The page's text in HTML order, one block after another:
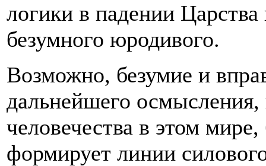
логики в падении
безумного юродивого.
Возможно, безумие и
дальнейшего
человечества в этом
формирует линии